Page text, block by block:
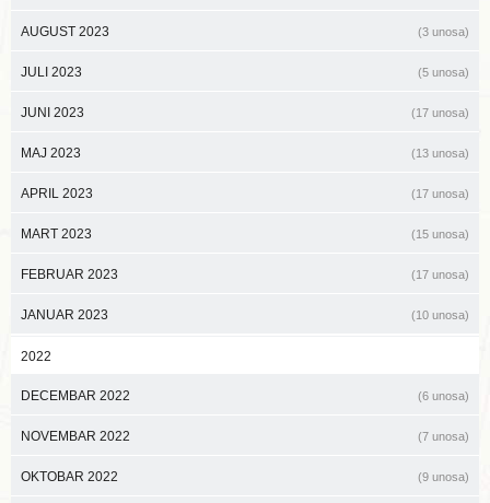
AUGUST 2023 (3 unosa)
JULI 2023 (5 unosa)
JUNI 2023 (17 unosa)
MAJ 2023 (13 unosa)
APRIL 2023 (17 unosa)
MART 2023 (15 unosa)
FEBRUAR 2023 (17 unosa)
JANUAR 2023 (10 unosa)
2022
DECEMBAR 2022 (6 unosa)
NOVEMBAR 2022 (7 unosa)
OKTOBAR 2022 (9 unosa)